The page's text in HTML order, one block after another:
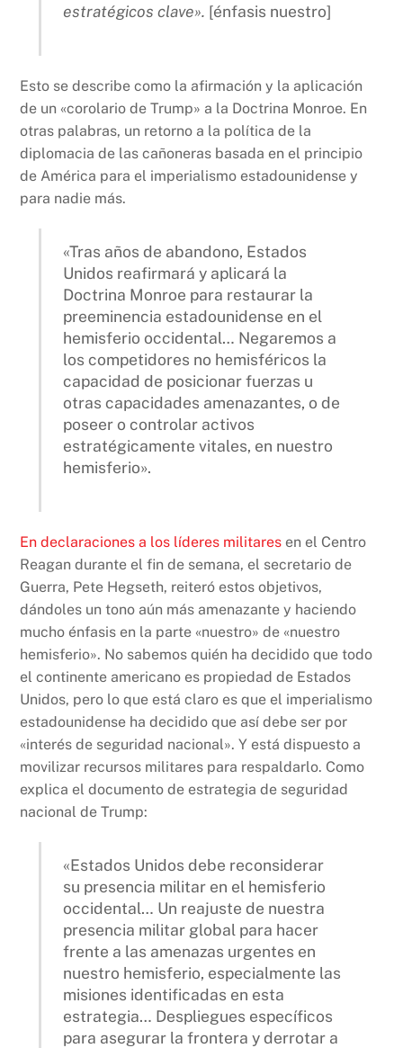
estratégicos clave». [énfasis nuestro]
Esto se describe como la afirmación y la aplicación
de un «corolario de Trump» a la Doctrina Monroe. En
otras palabras, un retorno a la política de la
diplomacia de las cañoneras basada en el principio
de América para el imperialismo estadounidense y
para nadie más.
«Tras años de abandono, Estados
Unidos reafirmará y aplicará la
Doctrina Monroe para restaurar la
preeminencia estadounidense en el
hemisferio occidental… Negaremos a
los competidores no hemisféricos la
capacidad de posicionar fuerzas u
otras capacidades amenazantes, o de
poseer o controlar activos
estratégicamente vitales, en nuestro
hemisferio».
En declaraciones a los líderes militares en el Centro
Reagan durante el fin de semana, el secretario de
Guerra, Pete Hegseth, reiteró estos objetivos,
dándoles un tono aún más amenazante y haciendo
mucho énfasis en la parte «nuestro» de «nuestro
hemisferio». No sabemos quién ha decidido que todo
el continente americano es propiedad de Estados
Unidos, pero lo que está claro es que el imperialismo
estadounidense ha decidido que así debe ser por
«interés de seguridad nacional». Y está dispuesto a
movilizar recursos militares para respaldarlo. Como
explica el documento de estrategia de seguridad
nacional de Trump:
«Estados Unidos debe reconsiderar
su presencia militar en el hemisferio
occidental… Un reajuste de nuestra
presencia militar global para hacer
frente a las amenazas urgentes en
nuestro hemisferio, especialmente las
misiones identificadas en esta
estrategia… Despliegues específicos
para asegurar la frontera y derrotar a